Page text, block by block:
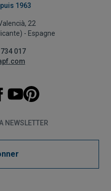
1963
22
- Espagne
017
NEWSLETTER